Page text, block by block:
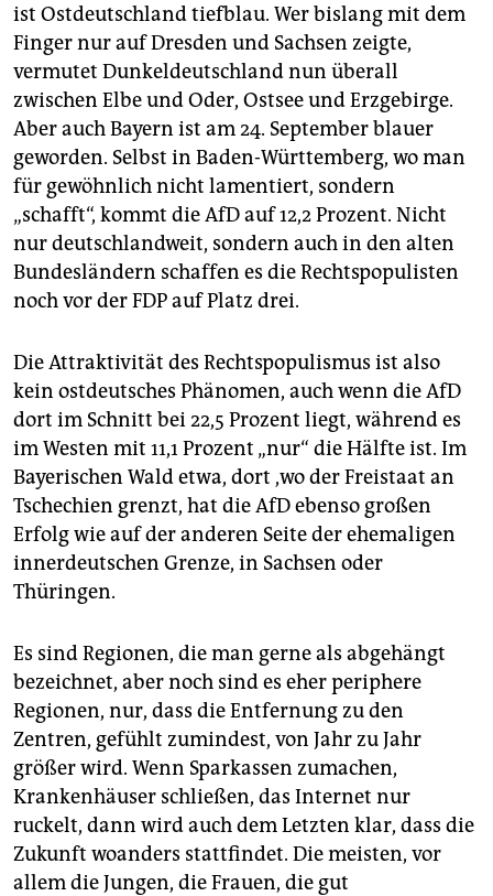
ist Ostdeutschland tiefblau. Wer bislang mit dem
Finger nur auf Dresden und Sachsen zeigte,
vermutet Dunkeldeutschland nun überall
zwischen Elbe und Oder, Ostsee und Erzgebirge.
Aber auch Bayern ist am 24. September blauer
geworden. Selbst in Baden-Württemberg, wo man
für gewöhnlich nicht lamentiert, sondern
„schafft“, kommt die AfD auf 12,2 Prozent. Nicht
nur deutschlandweit, sondern auch in den alten
Bundesländern schaffen es die Rechtspopulisten
noch vor der FDP auf Platz drei.
Die Attraktivität des Rechtspopulismus ist also
kein ostdeutsches Phänomen, auch wenn die AfD
dort im Schnitt bei 22,5 Prozent liegt, während es
im Westen mit 11,1 Prozent „nur“ die Hälfte ist. Im
Bayerischen Wald etwa, dort ,wo der Freistaat an
Tschechien grenzt, hat die AfD ebenso großen
Erfolg wie auf der anderen Seite der ehemaligen
innerdeutschen Grenze, in Sachsen oder
Thüringen.
Es sind Regionen, die man gerne als abgehängt
bezeichnet, aber noch sind es eher periphere
Regionen, nur, dass die Entfernung zu den
Zentren, gefühlt zumindest, von Jahr zu Jahr
größer wird. Wenn Sparkassen zumachen,
Krankenhäuser schließen, das Internet nur
ruckelt, dann wird auch dem Letzten klar, dass die
Zukunft woanders stattfindet. Die meisten, vor
allem die Jungen, die Frauen, die gut